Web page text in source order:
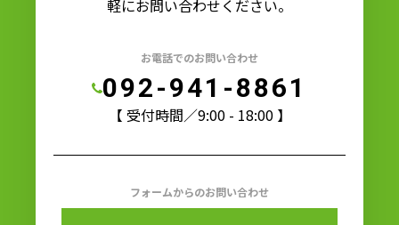
軽にお問い合わせください。
お電話でのお問い合わせ
092-941-8861
【 受付時間／9:00 - 18:00 】
フォームからのお問い合わせ